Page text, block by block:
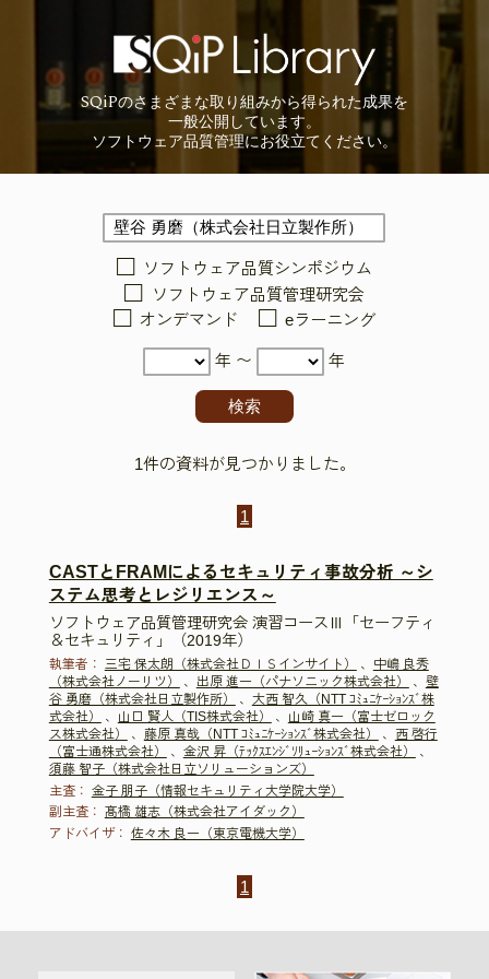
SQiPのさまざまな取り組みから得られた成果を
一般公開しています。
ソフトウェア品質管理にお役立てください。
ソフトウェア品質シンポジウム
ソフトウェア品質管理研究会
オンデマンド
eラーニング
年 〜 年
1件の資料が見つかりました。
1
CASTとFRAMによるセキュリティ事故分析 ～シ
ステム思考とレジリエンス～
ソフトウェア品質管理研究会 演習コースⅢ「セーフティ
＆セキュリティ」（2019年）
執筆者： 三宅 保太朗（株式会社ＤＩＳインサイト） 、 中嶋 良秀
（株式会社ノーリツ）
、 出原 進一（パナソニック株式会社） 、 壁
谷 勇磨（株式会社日立製作所）
、 大西 智久（NTT ｺﾐｭﾆｹｰｼｮﾝｽﾞ株
式会社）
、 山口 賢人（TIS株式会社） 、 山崎 真一（富士ゼロック
ス株式会社）
、 藤原 真哉（NTT ｺﾐｭﾆｹｰｼｮﾝｽﾞ株式会社） 、 西 啓行
（富士通株式会社）
、 金沢 昇（ﾃｯｸｽｴﾝｼﾞｿﾘｭｰｼｮﾝｽﾞ株式会社）
、
須藤 智子（株式会社日立ソリューションズ）
主査： 金子 朋子（情報セキュリティ大学院大学）
副主査： 髙橋 雄志（株式会社アイダック）
アドバイザ： 佐々木 良一（東京電機大学）
1